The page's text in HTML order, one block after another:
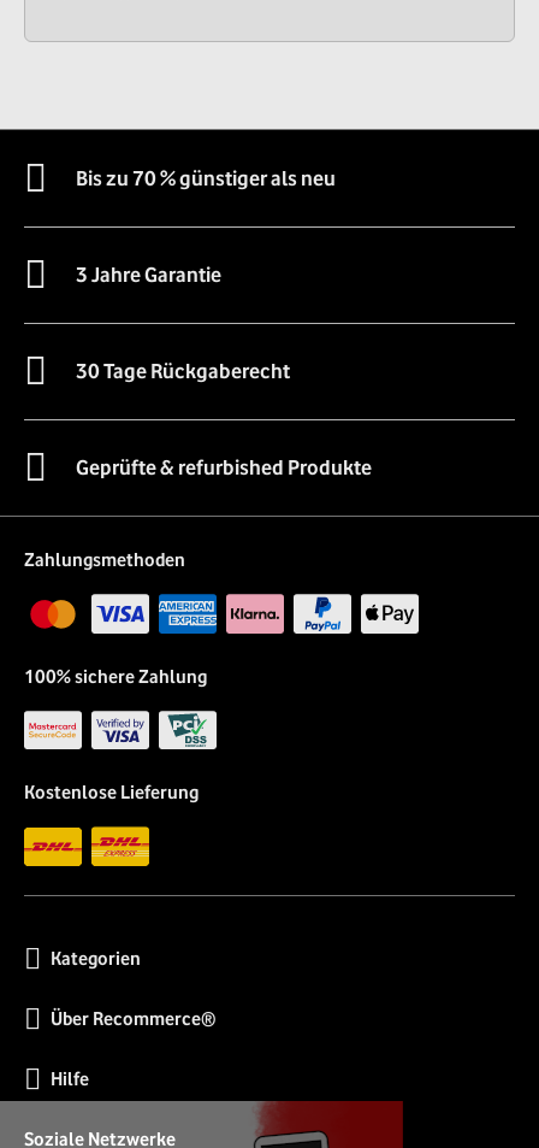
Bis zu 70 % günstiger als neu
3 Jahre Garantie
30 Tage Rückgaberecht
Geprüfte & refurbished Produkte
Zahlungsmethoden
100% sichere Zahlung
Kostenlose Lieferung
Kategorien
Über Recommerce®
Hilfe
Soziale Netzwerke